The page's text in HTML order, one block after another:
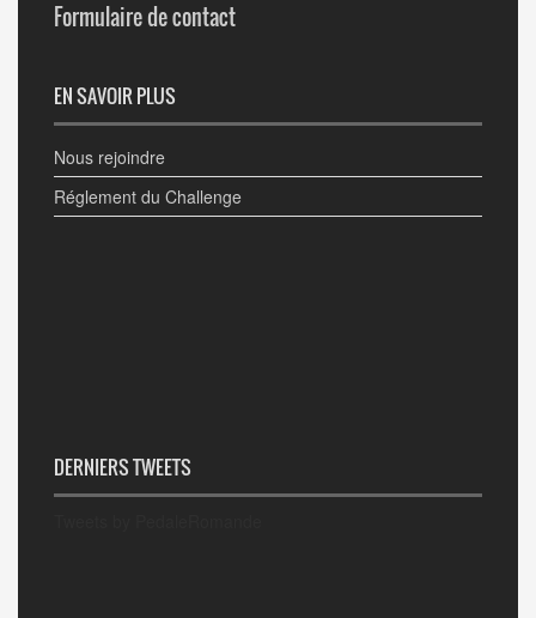
Formulaire de contact
EN SAVOIR PLUS
Nous rejoindre
Réglement du Challenge
DERNIERS TWEETS